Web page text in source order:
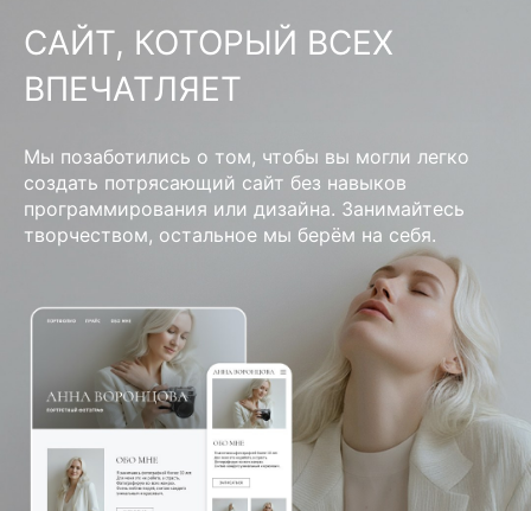
САЙТ, КОТОРЫЙ ВСЕХ
ВПЕЧАТЛЯЕТ
Мы позаботились о том, чтобы вы могли легко
создать потрясающий сайт без навыков
программирования или дизайна. Занимайтесь
творчеством, остальное мы берём на себя.